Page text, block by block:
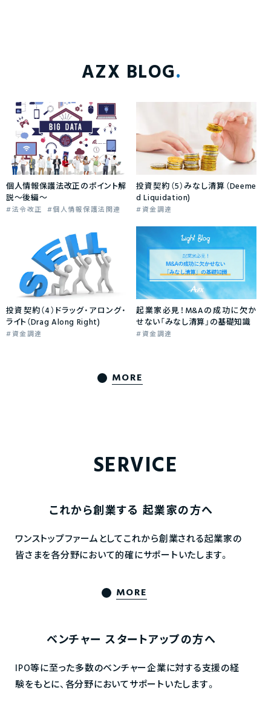
AZX BLOG
個人情報保護法改正のポイント解
説～後編～
法令改正 個人情報保護法関連
投資契約（5）みなし清算（Deeme
d Liquidation)
資金調達
投資契約（4）ドラッグ・アロング・
ライト（Drag Along Right)
資金調達
起業家必見！M&Aの成功に欠か
せない「みなし清算」の基礎知識
資金調達
MORE
SERVICE
これから創業する 起業家の方へ
ワンストップファームとしてこれから創業される起業家の
皆さまを各分野において的確にサポートいたします。
MORE
ベンチャー スタートアップの方へ
IPO等に至った多数のベンチャー企業に対する支援の経
験をもとに、各分野においてサポートいたします。